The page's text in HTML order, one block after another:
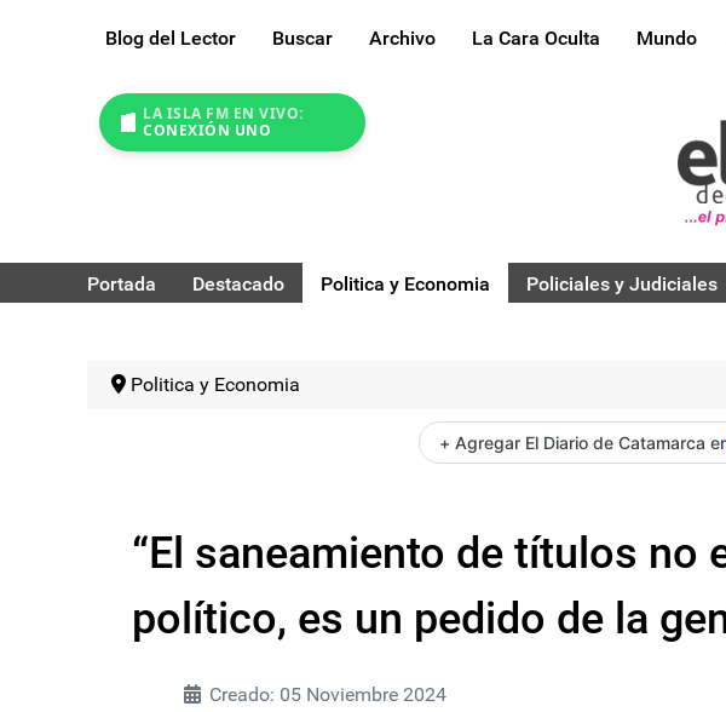
Blog del Lector Buscar Archivo La Cara Oculta Mundo
LA ISLA FM EN VIVO:
CONEXIÓN UNO
Portada Destacado Politica y Economia Policiales y Judiciales
Politica y Economia
+ Agregar El Diario de Catamarca
“El saneamiento de títulos no
político, es un pedido de la
Creado: 05 Noviembre 2024